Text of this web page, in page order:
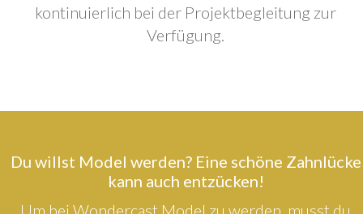
kontinuierlich bei der Projektbegleitung zur
Verfügung.
Du willst Model werden? Eine schöne Zahnlücke
kann auch entzücken!
Um bei Wondercast Model zu werden, musst du